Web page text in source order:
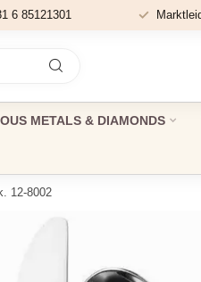
6 85121301
METALS & DIAMONDS
12-8002